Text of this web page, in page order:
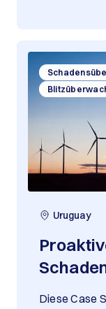
Uruguay
Diese Case